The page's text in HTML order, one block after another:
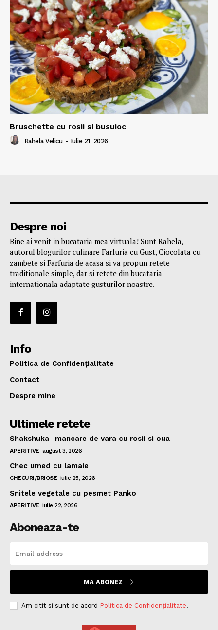
Bruschette cu rosii si busuioc
Rahela Velicu - Iulie 21, 2026
Despre noi
Bine ai venit in bucataria mea virtuala! Sunt Rahela,
autorul blogurilor culinare Farfuria cu Gust, Ciocolata cu
zambete si Farfuria de acasa si va propun retete
traditionale simple, dar si retete din bucataria
internationala adaptate gusturilor noastre.
Info
Politica de Confidențialitate
Contact
Despre mine
Ultimele retete
Shakshuka- mancare de vara cu rosii si oua
APERITIVE august 3, 2026
Chec umed cu lamaie
CHECURI/BRIOSE iulie 25, 2026
Snitele vegetale cu pesmet Panko
APERITIVE iulie 22, 2026
Aboneaza-te
MA ABONEZ
Am citit si sunt de acord Politica de Confidențialitate.